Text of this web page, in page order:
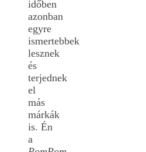
időben
azonban
egyre
ismertebbek
lesznek
és
terjednek
el
más
márkák
is. Én
a